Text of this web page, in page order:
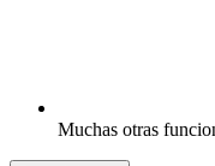
Muchas otras